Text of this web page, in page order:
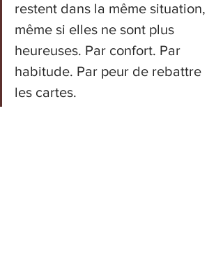
restent dans la même situation,
même si elles ne sont plus
heureuses. Par confort. Par
habitude. Par peur de rebattre
les cartes.